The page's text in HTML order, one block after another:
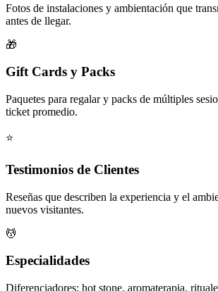
Fotos de instalaciones y ambientación que
antes de llegar.
🎁
Gift Cards y Packs
Paquetes para regalar y packs de múltiples
ticket promedio.
⭐
Testimonios de Clientes
Reseñas que describen la experiencia y el
nuevos visitantes.
💆
Especialidades
Diferenciadores: hot stone, aromaterapia,